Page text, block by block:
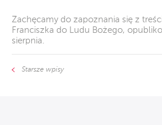
Zachęcamy do zapoznania się z
Franciszka do Ludu Bożego,
sierpnia.
Starsze wpisy